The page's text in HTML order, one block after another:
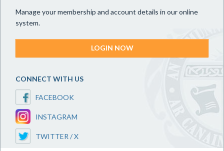
Manage your membership and account details in our online
system.
LOGIN NOW
CONNECT WITH US
FACEBOOK
INSTAGRAM
TWITTER / X